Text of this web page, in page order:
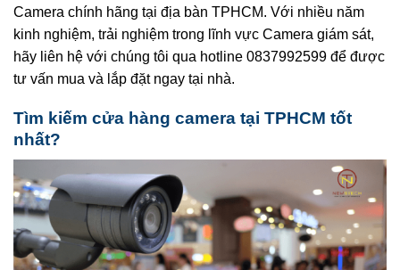
Camera chính hãng tại địa bàn TPHCM. Với nhiều năm
kinh nghiệm, trải nghiệm trong lĩnh vực Camera giám sát,
hãy liên hệ với chúng tôi qua hotline 0837992599 để được
tư vấn mua và lắp đặt ngay tại nhà.
Tìm kiếm cửa hàng camera tại TPHCM tốt
nhất?